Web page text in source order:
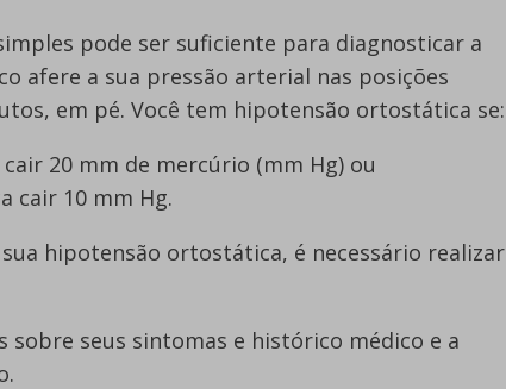
pode ser suficiente para diagnosticar a
afere a sua pressão arterial nas posições
em pé. Você tem hipotensão ortostática se:
20 mm de mercúrio (mm Hg) ou
cair 10 mm Hg.
hipotensão ortostática, é necessário realizar
sobre seus sintomas e histórico médico e a